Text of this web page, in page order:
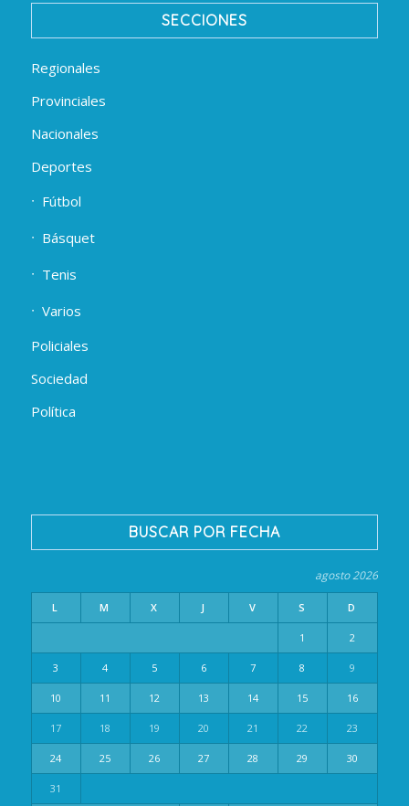
SECCIONES
Regionales
Provinciales
Nacionales
Deportes
Fútbol
Básquet
Tenis
Varios
Policiales
Sociedad
Política
BUSCAR POR FECHA
agosto 2026
L M X J V S D
1 2
3 4 5 6 7 8 9
10 11 12 13 14 15 16
17 18 19 20 21 22 23
24 25 26 27 28 29 30
31